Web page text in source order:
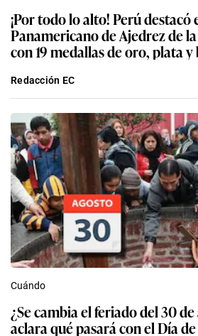
¡Por todo lo alto! Perú destacó
Panamericano de Ajedrez de
con 19 medallas de oro, plata
Redacción EC
Cuándo
¿Se cambia el feriado del 30
aclara qué pasará con el Día